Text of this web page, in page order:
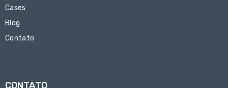
Cases
Blog
Contato
CONTATO